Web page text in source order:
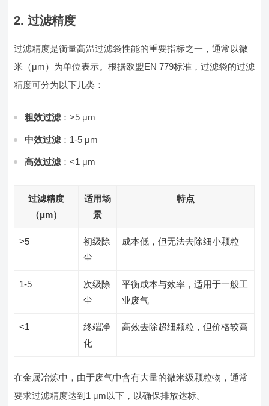
2. 过滤精度
过滤精度是衡量高温过滤袋性能的重要指标之一，通常以微
米（μm）为单位表示。根据欧盟EN 779标准，过滤袋的过滤
精度可分为以下几类：
粗效过滤 ：>5 μm
中效过滤 ：1-5 μm
高效过滤 ：<1 μm
过滤精度
（μm）
适用场
景
特点
>5
初级除
尘
成本低，但无法去除细小颗粒
1-5
次级除
尘
平衡成本与效率，适用于一般工
业废气
<1
终端净
化
高效去除超细颗粒，但价格较高
在金属冶炼中，由于废气中含有大量的微米级颗粒物，通常
要求过滤精度达到1 μm以下，以确保排放达标。